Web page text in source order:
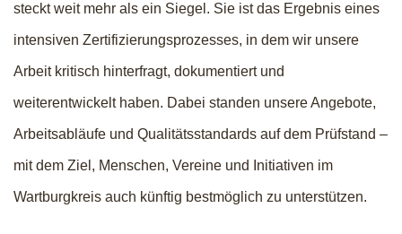
steckt weit mehr als ein Siegel. Sie ist das Ergebnis eines
intensiven Zertifizierungsprozesses, in dem wir unsere
Arbeit kritisch hinterfragt, dokumentiert und
weiterentwickelt haben. Dabei standen unsere Angebote,
Arbeitsabläufe und Qualitätsstandards auf dem Prüfstand –
mit dem Ziel, Menschen, Vereine und Initiativen im
Wartburgkreis auch künftig bestmöglich zu unterstützen.